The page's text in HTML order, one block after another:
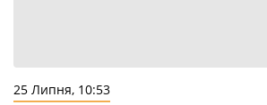
25 Липня, 10:53